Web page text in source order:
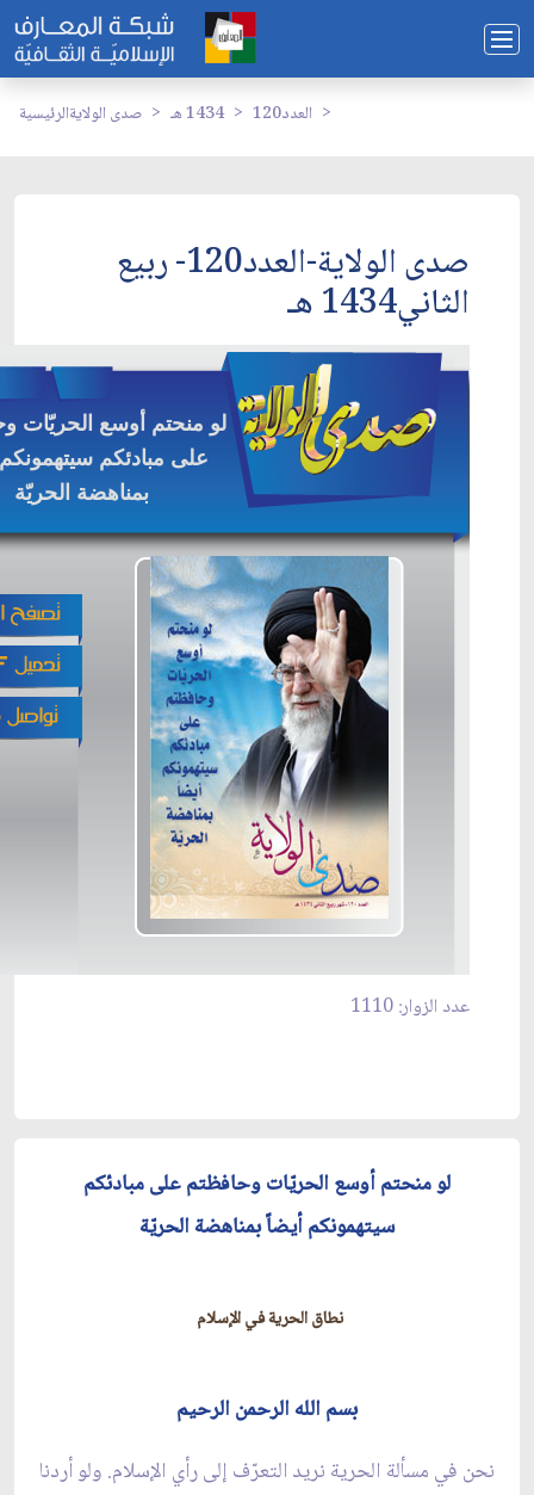
الرئيسيةصدى الولاية 1434 هـ العدد120
صدى الولاية-العدد120- ربيع
الثاني1434 هـ
لو منحتم أوسع الحريّات
على مبادئكم
بمناهضة الحريّة
عدد الزوار: 1110
لو منحتم أوسع الحريّات وحافظتم على مبادئكم
سيتهمونكم أيضاً بمناهضة الحريّة
نطاق الحرية في الإسلام
بسم الله الرحمن الرحيم
نحن في مسألة الحرية نريد التعرّف إلى رأي الإسلام. ولو أردنا